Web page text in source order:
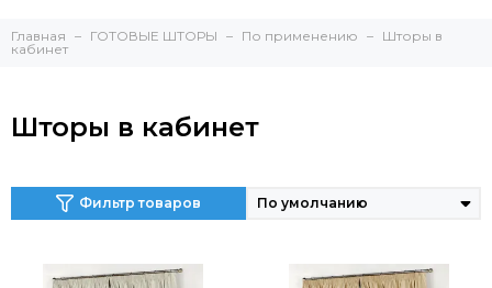
Главная ГОТОВЫЕ ШТОРЫ По применению
Шторы в
кабинет
Шторы в кабинет
Фильтр товаров